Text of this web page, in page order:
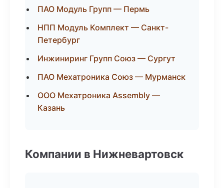
ПАО Модуль Групп — Пермь
НПП Модуль Комплект — Санкт-
Петербург
Инжиниринг Групп Союз — Сургут
ПАО Мехатроника Союз — Мурманск
ООО Мехатроника Assembly —
Казань
Компании в Нижневартовск